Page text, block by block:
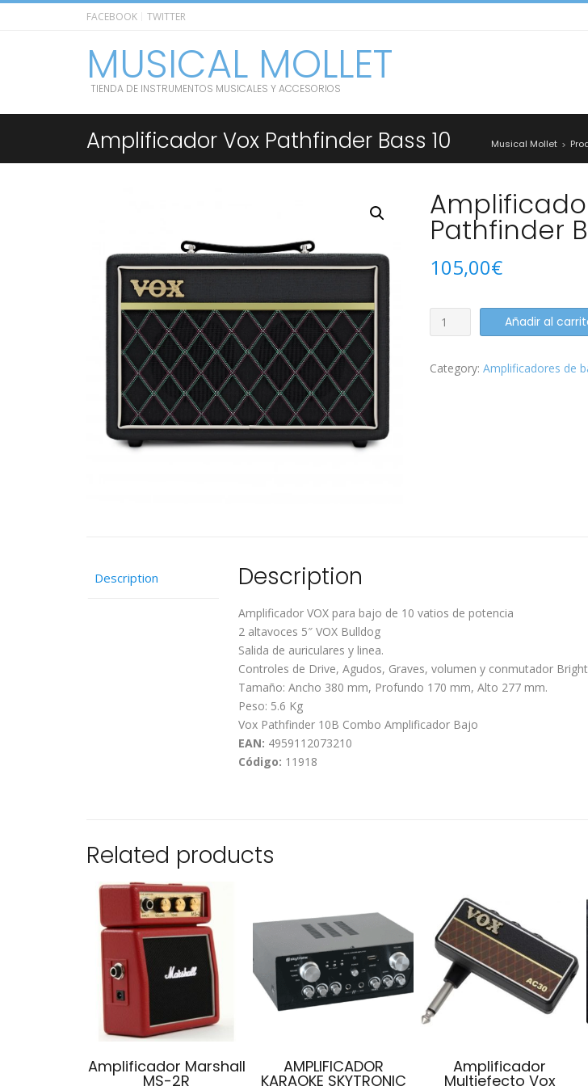
FACEBOOK TWITTER
MUSICAL MOLLET
TIENDA DE INSTRUMENTOS MUSICALES Y ACCESORIOS
Amplificador Vox Pathfinder Bass 10 Musical Mollet >
Pathfinder
105,00€
Amplificador
Vox
Bass
Añadir al
Category:Amplificadores de
Description Description
Amplificador VOX para bajo de 10 vatios de potencia
2 altavoces 5″ VOX Bulldog
Salida de auriculares y linea.
Controles de Drive, Agudos, Graves, volumen y conmutador
Tamaño: Ancho 380 mm, Profundo 170 mm, Alto 277 mm.
Peso: 5.6 Kg
Vox Pathfinder 10B Combo Amplificador Bajo
EAN: 4959112073210
Código: 11918
Related products
Amplificador Marshall
MS-2R
AMPLIFICADOR
KARAOKE SKYTRONIC
Amplificador
Multiefecto Vox